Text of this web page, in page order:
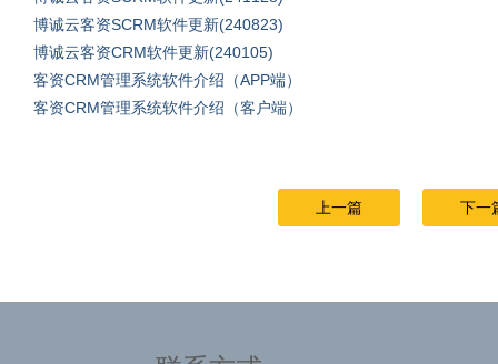
博诚云客资SCRM软件更新(240823)
博诚云客资CRM软件更新(240105)
客资CRM管理系统软件介绍（APP端）
客资CRM管理系统软件介绍（客户端）
上一篇 下一